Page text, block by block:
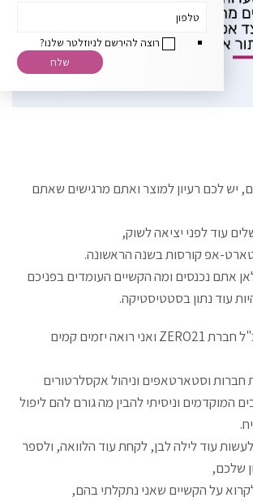
יש לכם רעיון למוצר ואתם מרגישים שאתם
אתם נכנסים ומה הקשיים העומדים בפניכם
עוד נתון בסטטיסטיקה.
חברתZERO21 ואני רואה יזמים קמים
חברות וסטארטאפים וניהול אקסלרטורים
המוקדמים וניסיתי להבין מה גורם להם ליפול
עוד לילה לבן, לקחת עוד הלוואה, ולספר
שלכם,
על הקשיים שאני נתקלתי בהם,